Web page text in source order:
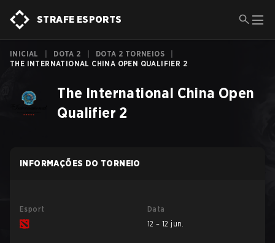
STRAFE ESPORTS
INICIAL DOTA 2 DOTA 2 TORNEIOS
THE INTERNATIONAL CHINA OPEN QUALIFIER 2
The International China Open
Qualifier 2
INFORMAÇÕES DO TORNEIO
Esport
Data
12 – 12 jun.